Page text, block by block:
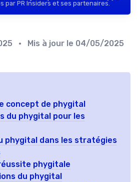
par PR Insiders et ses partenaires.
• Mis à jour le 04/05/2025
concept de phygital
du phygital pour les
phygital dans les stratégies
phygitale
du phygital